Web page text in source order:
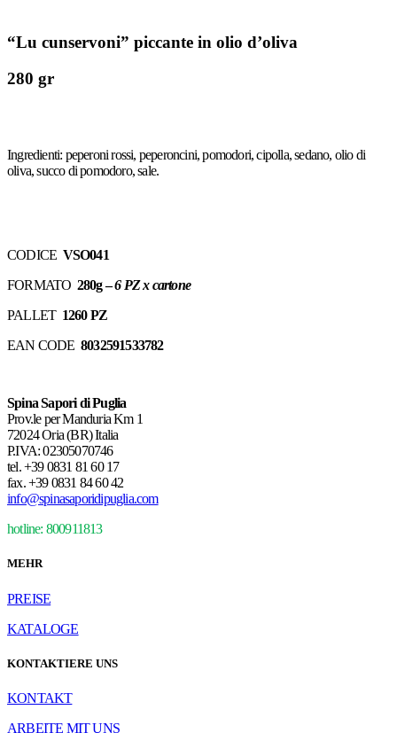
“Lu cunservoni” piccante in olio d’oliva
280 gr
Ingredienti: peperoni rossi, peperoncini, pomodori, cipolla, sedano, olio di
oliva, succo di pomodoro, sale.
CODICE VSO041
FORMATO 280g –6 PZ x cartone
PALLET1260 PZ
EAN CODE 8032591533782
Spina Sapori di Puglia
Prov.le per Manduria Km 1
72024 Oria (BR) Italia
P.IVA: 02305070746
tel.+39 0831 81 60 17
fax.+39 0831 84 60 42
info@spinasaporidipuglia.com
hotline: 800911813
MEHR
PREISE
KATALOGE
KONTAKTIERE UNS
KONTAKT
ARBEITE MIT UNS